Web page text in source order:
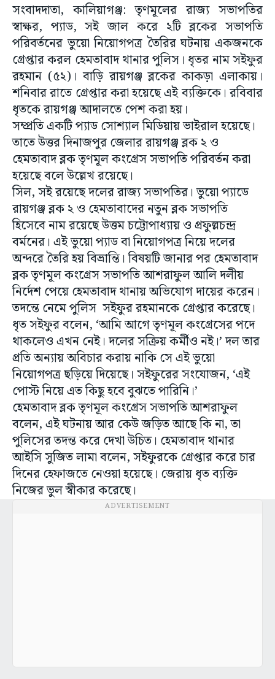
সংবাদদাতা, কালিয়াগঞ্জ: তৃণমূলের রাজ্য সভাপতির
স্বাক্ষর, প্যাড, সই জাল করে ২টি ব্লকের সভাপতি
পরিবর্তনের ভুয়ো নিয়োগপত্র তৈরির ঘটনায় একজনকে
গ্রেপ্তার করল হেমতাবাদ থানার পুলিস। ধৃতর নাম সইফুর
রহমান (৫২)। বাড়ি রায়গঞ্জ ব্লকের কাকড়া এলাকায়।
শনিবার রাতে গ্রেপ্তার করা হয়েছে এই ব্যক্তিকে। রবিবার
ধৃতকে রায়গঞ্জ আদালতে পেশ করা হয়।
সম্প্রতি একটি প্যাড সোশ্যাল মিডিয়ায় ভাইরাল হয়েছে।
তাতে উত্তর দিনাজপুর জেলার রায়গঞ্জ ব্লক ২ ও
হেমতাবাদ ব্লক তৃণমূল কংগ্রেস সভাপতি পরিবর্তন করা
হয়েছে বলে উল্লেখ রয়েছে।
সিল, সই রয়েছে দলের রাজ্য সভাপতির। ভুয়ো প্যাডে
রায়গঞ্জ ব্লক ২ ও হেমতাবাদের নতুন ব্লক সভাপতি
হিসেবে নাম রয়েছে উত্তম চট্টোপাধ্যায় ও প্রফুল্লচন্দ্র
বর্মনের। এই ভুয়ো প্যাড বা নিয়োগপত্র নিয়ে দলের
অন্দরে তৈরি হয় বিভ্রান্তি। বিষয়টি জানার পর হেমতাবাদ
ব্লক তৃণমূল কংগ্রেস সভাপতি আশরাফুল আলি দলীয়
নির্দেশ পেয়ে হেমতাবাদ থানায় অভিযোগ দায়ের করেন।
তদন্তে নেমে পুলিস সইফুর রহমানকে গ্রেপ্তার করেছে।
ধৃত সইফুর বলেন, ‘আমি আগে তৃণমূল কংগ্রেসের পদে
থাকলেও এখন নেই। দলের সক্রিয় কর্মীও নই।’ দল তার
প্রতি অন্যায় অবিচার করায় নাকি সে এই ভুয়ো
নিয়োগপত্র ছড়িয়ে দিয়েছে। সইফুরের সংযোজন, ‘এই
পোস্ট নিয়ে এত কিছু হবে বুঝতে পারিনি।’
হেমতাবাদ ব্লক তৃণমূল কংগ্রেস সভাপতি আশরাফুল
বলেন, এই ঘটনায় আর কেউ জড়িত আছে কি না, তা
পুলিসের তদন্ত করে দেখা উচিত। হেমতাবাদ থানার
আইসি সুজিত লামা বলেন, সইফুরকে গ্রেপ্তার করে চার
দিনের হেফাজতে নেওয়া হয়েছে। জেরায় ধৃত ব্যক্তি
নিজের ভুল স্বীকার করেছে।
ADVERTISEMENT